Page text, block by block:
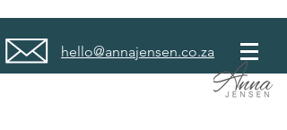
hello@annajensen.co.za